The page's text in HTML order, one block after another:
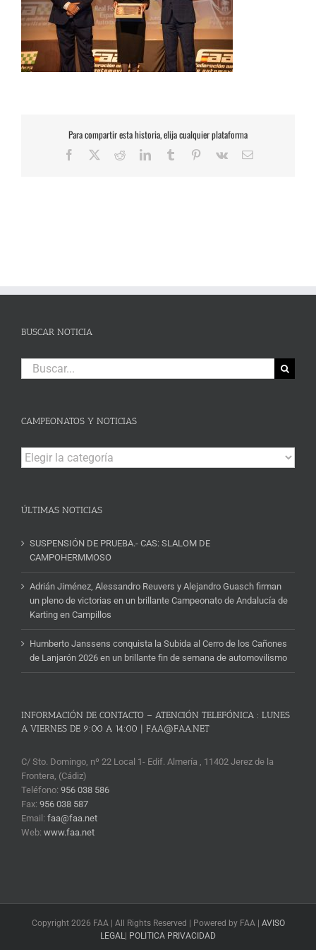
Para compartir esta historia, elija cualquier plataforma
Facebook RedditLinkedInTumblr Pinterest
Vk
Correo
BUSCAR NOTICIA
Buscar:
CAMPEONATOS Y NOTICIAS
Campeonatos
y
ÚLTIMAS NOTICIAS
SUSPENSIÓN DE PRUEBA.- CAS: SLALOM DE
CAMPOHERMMOSO
Adrián Jiménez, Alessandro Reuvers y Alejandro Guasch firman
un pleno de victorias en un brillante Campeonato de Andalucía de
Karting en Campillos
Humberto Janssens conquista la Subida al Cerro de los Cañones
de Lanjarón 2026 en un brillante fin de semana de automovilismo
INFORMACIÓN DE CONTACTO – ATENCIÓN TELEFÓNICA : LUNES
A VIERNES DE 9:00 A 14:00 | FAA@FAA.NET
C/ Sto. Domingo, nº 22 Local 1- Edif. Almería , 11402 Jerez de la
Frontera, (Cádiz)
Teléfono: 956 038 586
Fax: 956 038 587
Email: faa@faa.net
Web: www.faa.net
Copyright 2026 FAA | All Rights Reserved | Powered by FAA | AVISO
LEGAL | POLITICA PRIVACIDAD